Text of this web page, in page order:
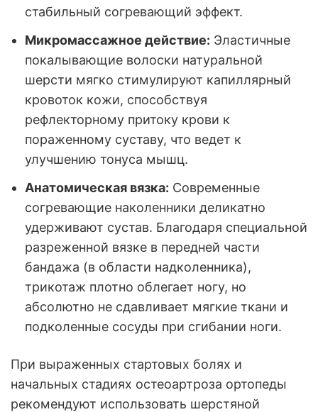
стабильный согревающий эффект.
Микромассажное действие: Эластичные
покалывающие волоски натуральной
шерсти мягко стимулируют капиллярный
кровоток кожи, способствуя
рефлекторному притоку крови к
пораженному суставу, что ведет к
улучшению тонуса мышц.
Анатомическая вязка: Современные
согревающие наколенники деликатно
удерживают сустав. Благодаря специальной
разреженной вязке в передней части
бандажа (в области надколенника),
трикотаж плотно облегает ногу, но
абсолютно не сдавливает мягкие ткани и
подколенные сосуды при сгибании ноги.
При выраженных стартовых болях и
начальных стадиях остеоартроза ортопеды
рекомендуют использовать шерстяной